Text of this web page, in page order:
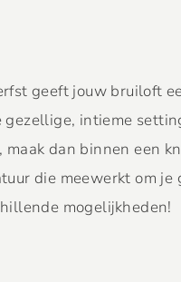
geeft jouw bruiloft
gezellige, intieme
maak dan binnen een
die meewerkt om
mogelijkheden!